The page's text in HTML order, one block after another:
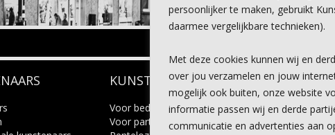
persoonlijker te maken, gebruikt
daarmee vergelijkbare technieken).
Met deze cookies kunnen wij en
over jou verzamelen en jouw
mogelijk ook buiten, onze website
informatie passen wij en derde
communicatie en advertenties aan
Wilhelminastraat 11
4818 SB Breda
+31 (0)76 5221309
info@kunsthuisbreda.nl
KUNSTUITLEEN
Voor bedrijven
Voor particulieren
CONTACT
Contact
Leiden